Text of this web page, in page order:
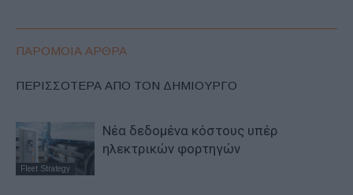
ΠΑΡΟΜΟΙΑ ΑΡΘΡΑ
ΠΕΡΙΣΣΟΤΕΡΑ ΑΠΟ ΤΟΝ ΔΗΜΙΟΥΡΓΟ
Fleet Strategy
Νέα δεδομένα κόστους υπέρ
ηλεκτρικών φορτηγών